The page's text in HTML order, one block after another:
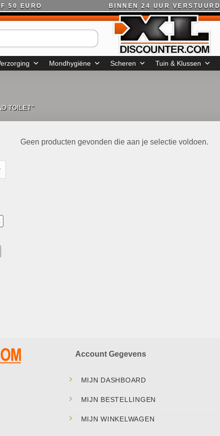
50 EURO BINNEN 24 UUR VERSTUURD
Mondhygiëne Scheren Tuin & Klussen
TOILET”
Geen producten gevonden die aan je selectie voldoen.
Account Gegevens
MIJN DASHBOARD
MIJN BESTELLINGEN
MIJN WINKELWAGEN